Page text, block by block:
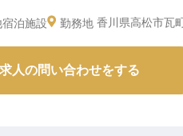
外からのお客様も多いので、
大歓迎です！あなたの「経営
泊施設 勤務地 香川県高松市瓦
人の問い合わせをする